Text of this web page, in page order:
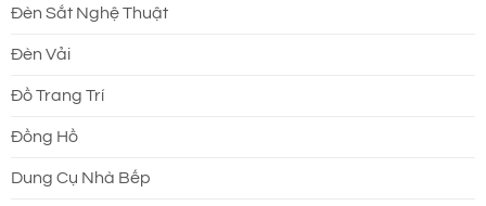
Đèn Sắt Nghệ Thuật
Đèn Vải
Đồ Trang Trí
Đồng Hồ
Dung Cụ Nhà Bếp